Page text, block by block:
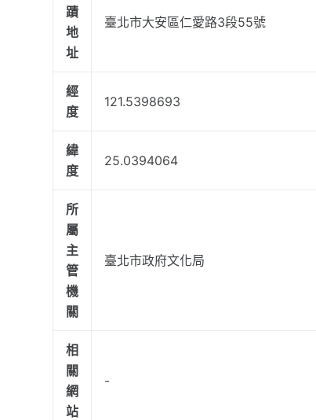
蹟
地
址
臺北市大安區仁愛路3段55號
經
度
121.5398693
緯
度
25.0394064
所
屬
主
管
機
關
臺北市政府文化局
相
關
網
站
-